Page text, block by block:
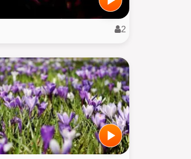
2